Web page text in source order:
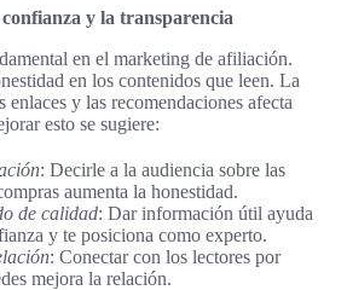
y la transparencia
en el marketing de afiliación.
en los contenidos que leen. La
enlaces y las recomendaciones afecta
esto se sugiere:
: Decirle a la audiencia sobre las
aumenta la honestidad.
de calidad: Dar información útil ayuda
y te posiciona como experto.
: Conectar con los lectores por
mejora la relación.